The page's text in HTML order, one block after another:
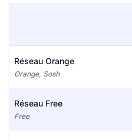
Réseau Orange
Orange, Sosh
Réseau Free
Free